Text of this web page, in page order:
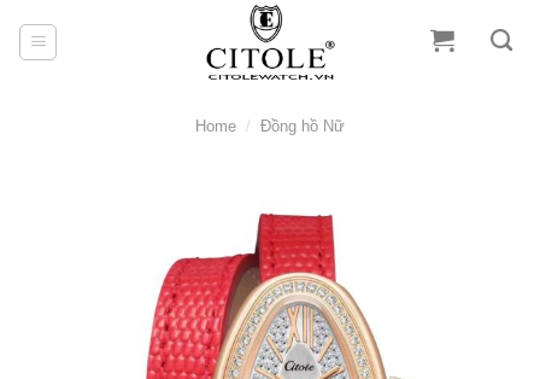
Home / Đồng hồ Nữ